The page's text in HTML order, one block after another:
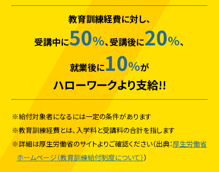
教育訓練経費に対し、
受講中に50%、受講後に20%、
就業後に10%が
ハローワークより支給!!
給付対象者になるには一定の条件があります
教育訓練経費とは、入学料と受講料の合計を指します
詳細は厚生労働省のサイトよりご確認ください（出典：厚生労働省
ホームページ（教育訓練給付制度について））